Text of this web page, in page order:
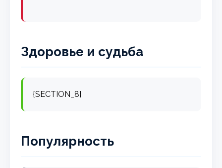
Здоровье и судьба
{SECTION_8}
Популярность